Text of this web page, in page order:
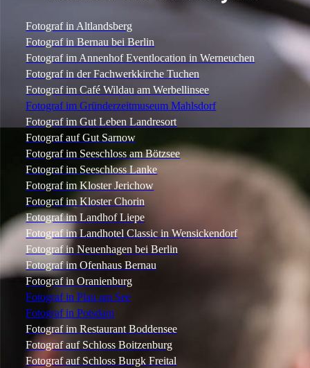
Fotograf in Altlandsberg
Fotograf in Bernau bei Berlin
Fotograf im Annenhof Eventlocation in Werneuchen
Fotograf in der Fachwerkkirche Tuchen
Fotograf im Café Wildau am Werbellinsee
Fotograf im Gründerzeitmuseum Mahlsdorf
Fotograf im Gut Leben Landresort
Fotograf auf Gut Sarnow
Fotograf im Seeschloss am Bötzsee
Fotograf im Seeschloss Lanke
Fotograf im Kloster Jerichow
Fotograf im Kloster Chorin
Fotograf im Landhof Liepe
Fotograf im Landhotel Classic in Wensickendorf
Fotograf in Neuenhagen bei Berlin
Fotograf im Ofenhaus Bernau
Fotograf in Oranienburg
Fotograf in Plau am See
Fotograf in Potsdam
Fotograf im Restaurant Boddensee
Fotograf auf Schloss Boitzenburg
Fotograf auf Schloss Burgk Freital